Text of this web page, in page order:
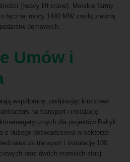
(heavy lift crane). Morskie farmy
łącznej mocy 1440 MW zasilą zieloną
domowych.
Umów i
współpracę, podpisując kluczowe
na transport i instalację
dla projektów Bałtyk
z dużego doświadczenia w sektorze
za transport i instalację 100
oraz dwóch morskich stacji